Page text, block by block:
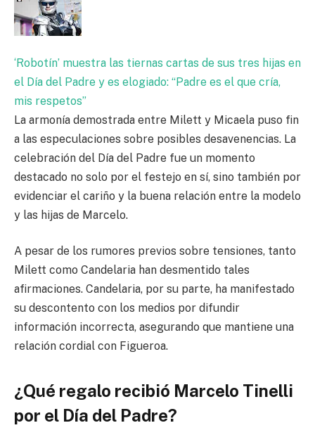
‘Robotín’ muestra las tiernas cartas de sus tres hijas en
el Día del Padre y es elogiado: “Padre es el que cría,
mis respetos”
La armonía demostrada entre Milett y Micaela puso fin
a las especulaciones sobre posibles desavenencias. La
celebración del Día del Padre fue un momento
destacado no solo por el festejo en sí, sino también por
evidenciar el cariño y la buena relación entre la modelo
y las hijas de Marcelo.
A pesar de los rumores previos sobre tensiones, tanto
Milett como Candelaria han desmentido tales
afirmaciones. Candelaria, por su parte, ha manifestado
su descontento con los medios por difundir
información incorrecta, asegurando que mantiene una
relación cordial con Figueroa.
¿Qué regalo recibió Marcelo Tinelli
por el Día del Padre?